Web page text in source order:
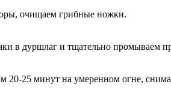
очищаем грибные ножки.
в дуршлаг и тщательно промываем
20-25 минут на умеренном огне,